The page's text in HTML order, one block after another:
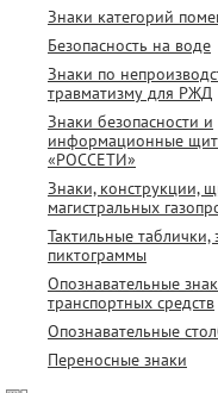
Знаки категорий
Безопасность на воде
Знаки по
травматизму для РЖД
Знаки безопасности и
информационные
«РОССЕТИ»
Знаки, конструкции,
магистральных
Тактильные таблички,
пиктограммы
Опознавательные
транспортных средств
Опознавательные
Переносные знаки